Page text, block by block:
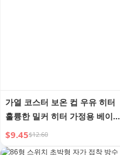
가열 코스터 보온 컵 우유 히터
훌륭한 밀커 히터 가정용 베이스
조절 온도 지능형 정온 컵 워머
홀더
$9.45$12.60